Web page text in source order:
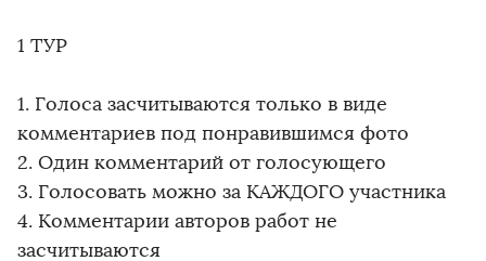
1 ТУР
1. Голоса засчитываются только в виде
комментариев под понравившимся фото
2. Один комментарий от голосующего
3. Голосовать можно за КАЖДОГО участника
4. Комментарии авторов работ не
засчитываются